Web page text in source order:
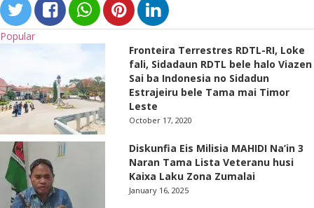
Popular
Fronteira Terrestres RDTL-RI, Loke
fali, Sidadaun RDTL bele halo Viazen
Sai ba Indonesia no Sidadun
Estrajeiru bele Tama mai Timor
Leste
October 17, 2020
Diskunfia Eis Milisia MAHIDI Na’in 3
Naran Tama Lista Veteranu husi
Kaixa Laku Zona Zumalai
January 16, 2025